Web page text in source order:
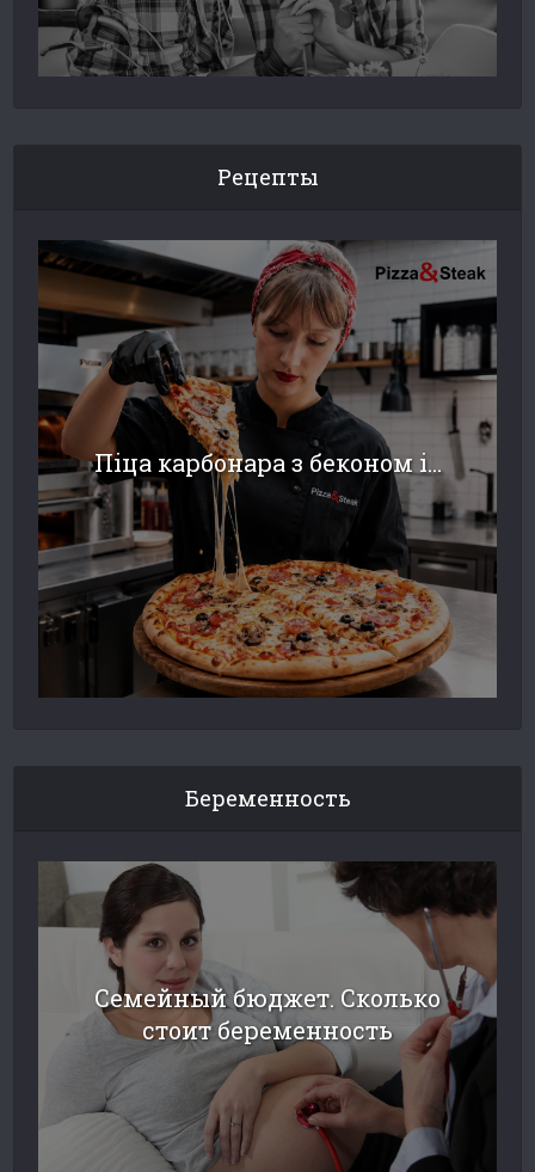
Рецепты
Піца карбонара з беконом і...
Беременность
Семейный бюджет. Сколько
стоит беременность